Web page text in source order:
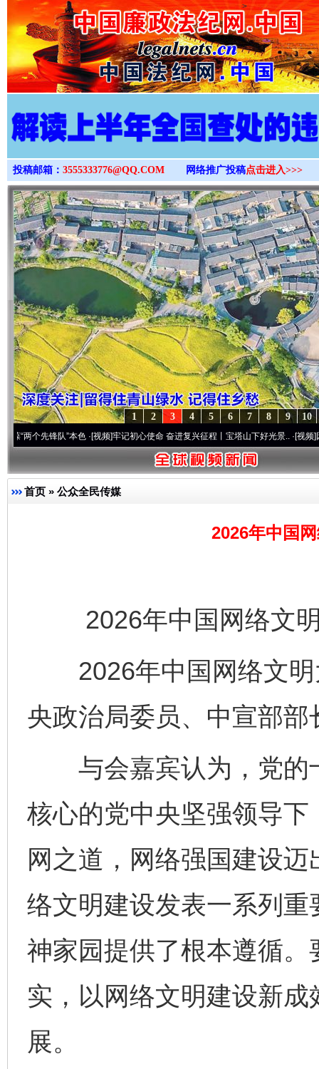
>
投稿邮箱： 3555333776@QQ.COM 网络推广投稿点击进入>>>
10
9
8
7
6
5
4
3
2
1
先锋队”本色·[视频]牢记初心使命 奋进复兴征程丨宝塔山下好光景..·[视频]因党而生
首页 » 公众全民传媒
2026年中国
2026年中国网络文明
2026年中国网络文明
央政治局委员、中宣部
与会嘉宾认为，党的
核心的党中央坚强领导
网之道，网络强国建设
络文明建设发表一系列
神家园提供了根本遵循
实，以网络文明建设新
展。